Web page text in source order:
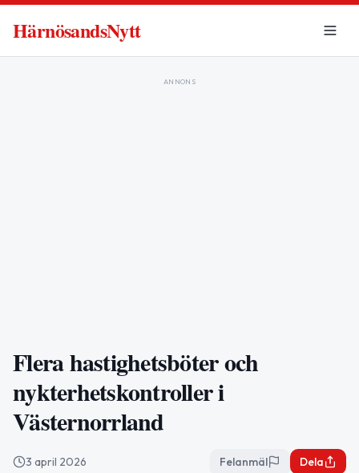
HärnösandsNytt
ANNONS
Flera hastighetsböter och
nykterhetskontroller i
Västernorrland
3 april 2026 Felanmäl Dela